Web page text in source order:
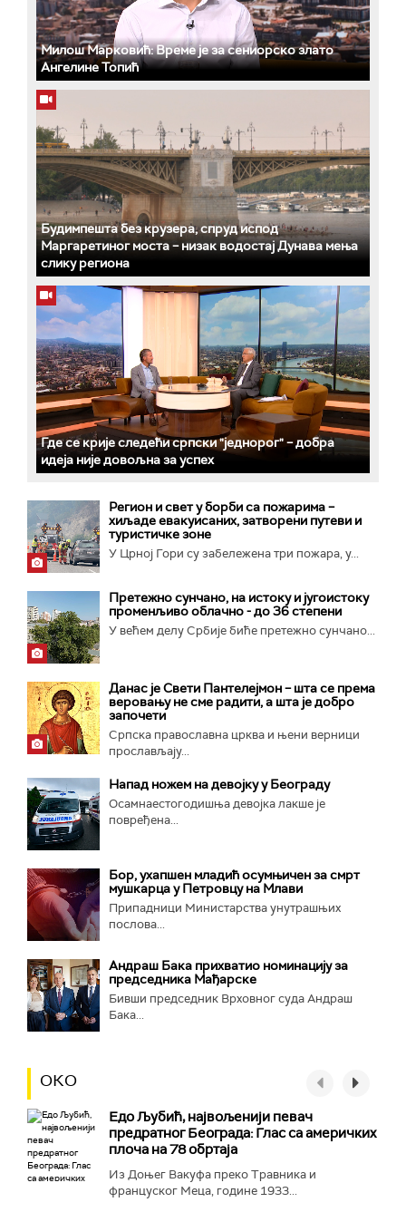
Милош Марковић: Време је за сениорско злато
Ангелине Топић
Будимпешта без крузера, спруд испод
Маргаретиног моста – низак водостај Дунава мења
слику региона
Где се крије следећи српски "једнорог" – добра
идеја није довољна за успех
Регион и свет у борби са пожарима –
хиљаде евакуисаних, затворени путеви и
туристичке зоне
У Црној Гори су забележена три пожара, у...
Претежно сунчано, на истоку и југоистоку
променљиво облачно - до 36 степени
У већем делу Србије биће претежно сунчано...
Данас је Свети Пантелејмон – шта се према
веровању не сме радити, а шта је добро
започети
Српска православна црква и њени верници
прослављају...
Напад ножем на девојку у Београду
Осамнаестогодишња девојка лакше је
повређена...
Бор, ухапшен младић осумњичен за смрт
мушкарца у Петровцу на Млави
Припадници Министарства унутрашњих
послова...
Андраш Бака прихватио номинацију за
председника Мађарске
Бивши председник Врховног суда Андраш
Бака...
ОКО
Едо Љубић, највољенији певач
предратног Београда: Глас са америчких
плоча на 78 обртаја
Из Доњег Вакуфа преко Травника и
француског Меца, године 1933...